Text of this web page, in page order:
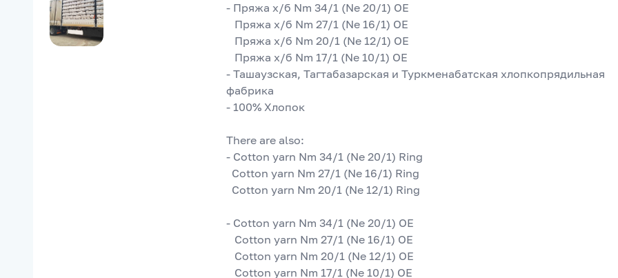
- Пряжа х/б Nm 34/1 (Ne 20/1) OE
   Пряжа х/б Nm 27/1 (Ne 16/1) OE
   Пряжа х/б Nm 20/1 (Ne 12/1) OE
   Пряжа х/б Nm 17/1 (Ne 10/1) OE
- Ташаузская, Тагтабазарская и Туркменабатская хлопкопрядильная
фабрика
- 100% Хлопок
There are also:
- Cotton yarn Nm 34/1 (Ne 20/1) Ring
  Cotton yarn Nm 27/1 (Ne 16/1) Ring
  Cotton yarn Nm 20/1 (Ne 12/1) Ring
- Cotton yarn Nm 34/1 (Ne 20/1) OE
   Cotton yarn Nm 27/1 (Ne 16/1) OE
   Cotton yarn Nm 20/1 (Ne 12/1) OE
   Cotton yarn Nm 17/1 (Ne 10/1) OE